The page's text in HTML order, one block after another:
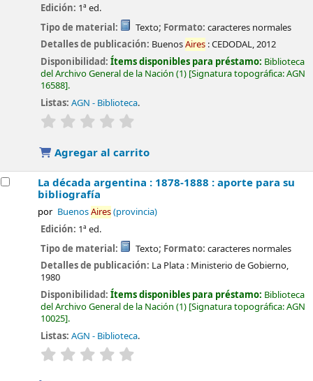
Edición: 1ª ed.
Tipo de material:
Texto; Formato: caracteres normales
Detalles de publicación: BuenosAires :CEDODAL,2012
Disponibilidad:Ítems disponibles para préstamo: Biblioteca
del Archivo General de la Nación (1) Signatura topográfica:AGN
16588 .
Listas: AGN - Biblioteca.
valoración
Agregar al carrito
La década argentina : 1878-1888 : aporte para su
bibliografía
por BuenosAires(provincia)
Edición: 1ª ed.
Tipo de material:
Texto; Formato: caracteres normales
Detalles de publicación: La Plata : Ministerio de Gobierno,
1980
Disponibilidad:Ítems disponibles para préstamo: Biblioteca
del Archivo General de la Nación (1) Signatura topográfica:AGN
10025 .
Listas: AGN - Biblioteca.
valoración